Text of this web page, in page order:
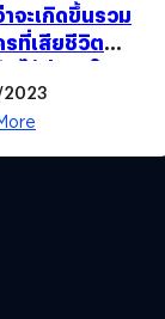
จะเกิดขึ้นรวม
รที่เสียชีวิต
นได้น่าตกใจคน
ที่สุด